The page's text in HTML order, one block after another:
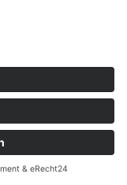
19 a
IT-